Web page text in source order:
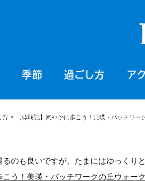
季節 過ごし方 ア
かに歩こう！
方 > 【体験記】爽やかに歩こう！美瑛・パッチワー
るのも良いですが、たまにはゆっくり
こう！美瑛・パッチワークの丘ウォー